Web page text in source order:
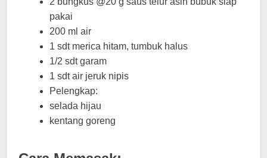
pakai
200 ml air
1 sdt merica hitam, tumbuk halus
1/2 sdt garam
1 sdt air jeruk nipis
Pelengkap:
selada hijau
kentang goreng